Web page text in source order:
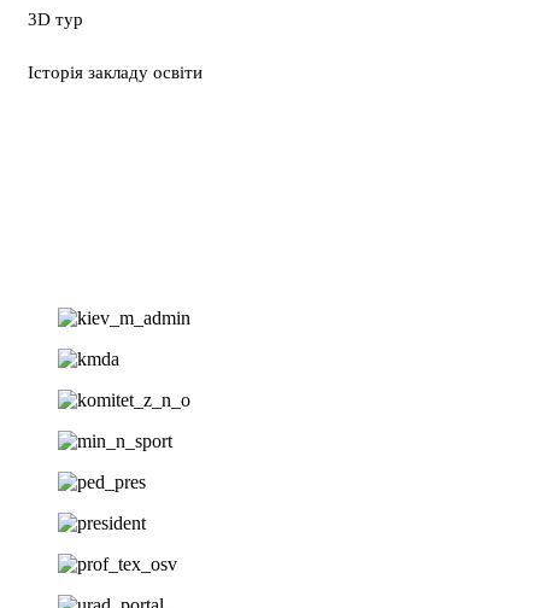
3D тур
Історія закладу освіти